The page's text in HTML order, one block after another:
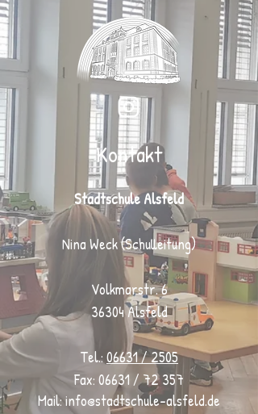
Kontakt
Stadtschule Alsfeld
Nina Weck (Schulleitung)
Volkmarstr. 6
36304 Alsfeld
Tel.:06631 / 2505
Fax: 06631 / 72 357
Mail:info@stadtschule-alsfeld.de